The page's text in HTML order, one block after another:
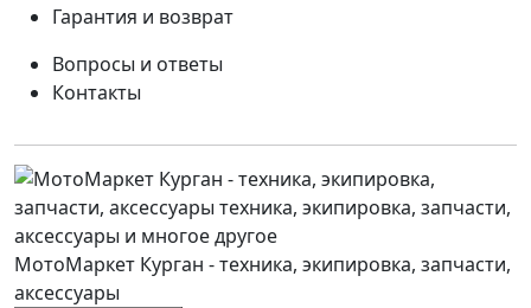
Гарантия и возврат
Вопросы и ответы
Контакты
МотоМаркет Курган - техника, экипировка, запчасти,
аксессуары